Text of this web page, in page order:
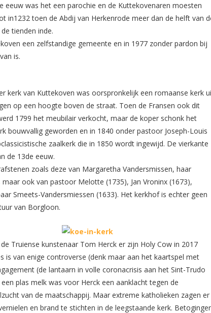
eeuw was het een parochie en de Kuttekovenaren moesten
in1232 toen de Abdij van Herkenrode meer dan de helft van
tienden inde.
een zelfstandige gemeente en in 1977 zonder pardon bij
is.
kerk van Kuttekoven was oorspronkelijk een romaanse kerk
op een hoogte boven de straat. Toen de Fransen ook dit
1799 het meubilair verkocht, maar de koper schonk het
bouwvallig geworden en in 1840 onder pastoor Joseph-Louis
zaalkerk die in 1850 wordt ingewijd. De vierkante
de 13de eeuw.
zoals deze van Margaretha Vandersmissen, haar
ook van pastoor Melotte (1735), Jan Vroninx (1673),
Smeets-Vandersmiessen (1633). Het kerkhof is echter geen
van Borgloon.
Truiense kunstenaar Tom Herck er zijn Holy Cow in 2017
is van enige controverse (denk maar aan het kaartspel met
(de lantaarn in volle coronacrisis aan het Sint-Trudo
plas melk was voor Herckeen aanklacht tegen de
van de maatschappij. Maar extreme katholieken zagen er
en brand te stichten in de leegstaande kerk.